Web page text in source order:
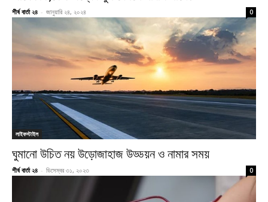
শীর্ষ বার্তা ২৪ - জানুয়ারি ২৪, ২০২৪ 0
লাইফস্টাইল
ঘুমানো উচিত নয় উড়োজাহাজ উড্ডয়ন ও নামার সময়
শীর্ষ বার্তা ২৪ - ডিসেম্বর ৩১, ২০২৩ 0